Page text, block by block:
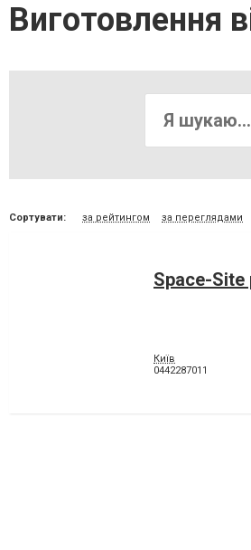
Виготовлення
Сортувати: за рейтингом за переглядами
Space-Site
Київ
0442287011